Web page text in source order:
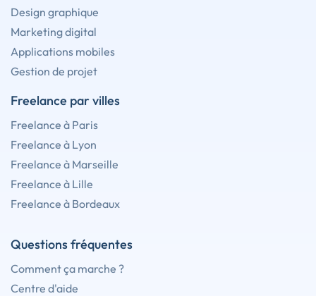
Design graphique
Marketing digital
Applications mobiles
Gestion de projet
Freelance par villes
Freelance à Paris
Freelance à Lyon
Freelance à Marseille
Freelance à Lille
Freelance à Bordeaux
Questions fréquentes
Comment ça marche ?
Centre d'aide